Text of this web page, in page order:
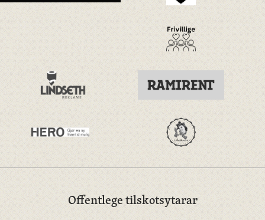
Offentlege tilskotsytarar